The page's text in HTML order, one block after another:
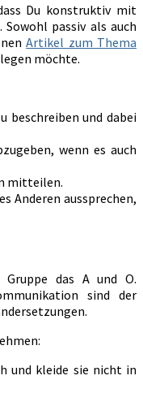
Du konstruktiv mit
passiv als auch
Artikel zum Thema
möchte.
beschreiben und dabei
wenn es auch
mitteilen.
Anderen aussprechen,
das A und O.
sind der
und kleide sie nicht in